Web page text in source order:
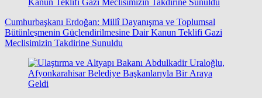
Cumhurbaşkanı Erdoğan: Millî Dayanışma ve Toplumsal
Bütünleşmenin Güçlendirilmesine Dair Kanun Teklifi Gazi
Meclisimizin Takdirine Sunuldu